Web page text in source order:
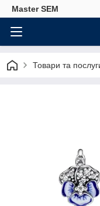
Master SEM
Товари та